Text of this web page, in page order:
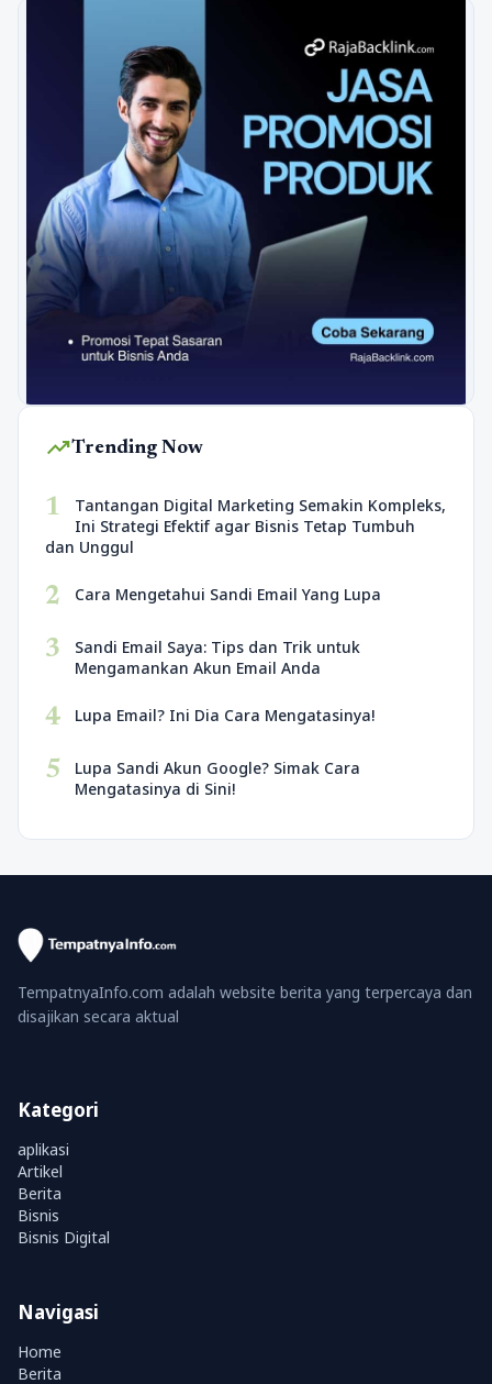
trending_upTrending Now
1
Tantangan Digital Marketing Semakin Kompleks,
Ini Strategi Efektif agar Bisnis Tetap Tumbuh
dan Unggul
2 Cara Mengetahui Sandi Email Yang Lupa
3
Sandi Email Saya: Tips dan Trik untuk
Mengamankan Akun Email Anda
4 Lupa Email? Ini Dia Cara Mengatasinya!
5
Lupa Sandi Akun Google? Simak Cara
Mengatasinya di Sini!
TempatnyaInfo.com adalah website berita yang terpercaya dan
disajikan secara aktual
Kategori
aplikasi
Artikel
Berita
Bisnis
Bisnis Digital
Navigasi
Home
Berita